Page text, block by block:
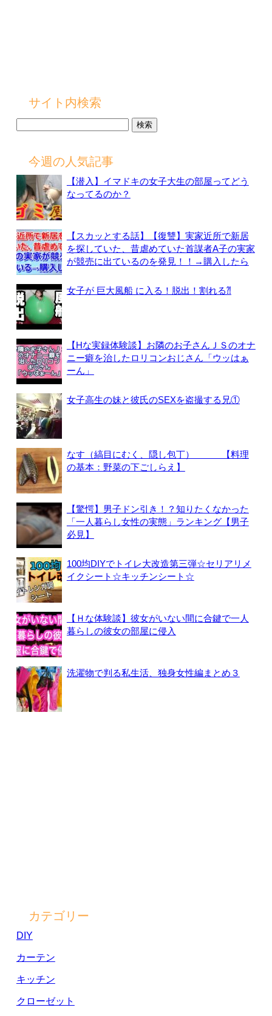
サイト内検索
今週の人気記事
【潜入】イマドキの女子大生の部屋ってどう
なってるのか？
【スカッとする話】【復讐】実家近所で新居
を探していた、昔虐めていた首謀者A子の実家
が競売に出ているのを発見！！→購入したら
女子が 巨大風船 に入る！脱出！割れる⁈
【Hな実録体験談】お隣のお子さんＪＳのオナ
ニー癖を治したロリコンおじさん「ウッはぁ
ーん」
女子高生の妹と彼氏のSEXを盗撮する兄①
なす（縞目にむく、隠し包丁） 【料理
の基本：野菜の下ごしらえ】
【驚愕】男子ドン引き！？知りたくなかった
「一人暮らし女性の実態」ランキング【男子
必見】
100均DIYでトイレ大改造第三弾☆セリアリメ
イクシート☆キッチンシート☆
【Ｈな体験談】彼女がいない間に合鍵で一人
暮らしの彼女の部屋に侵入
洗濯物で判る私生活、独身女性編まとめ３
カテゴリー
DIY
カーテン
キッチン
クローゼット